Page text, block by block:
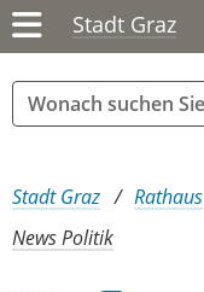
Stadt Graz
Sie sind hier:
Stadt Graz Rathaus
News Politik